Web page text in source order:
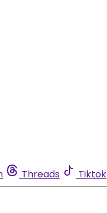
Threads Tiktok